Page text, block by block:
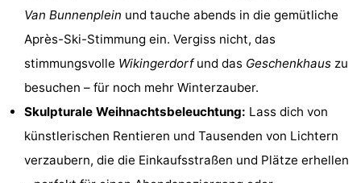
Van Bunnenplein und tauche abends in die gemütliche
Après-Ski-Stimmung ein. Vergiss nicht, das
stimmungsvolle Wikingerdorfund das Geschenkhaus zu
besuchen – für noch mehr Winterzauber.
Skulpturale Weihnachtsbeleuchtung: Lass dich von
künstlerischen Rentieren und Tausenden von Lichtern
verzaubern, die die Einkaufsstraßen und Plätze erhellen